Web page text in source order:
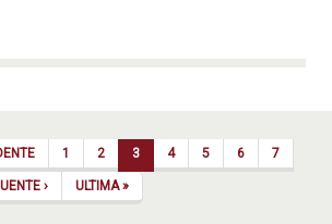
PAGINA PRECEDENTE
1 2 3 4 5 6 7
›PAGINA SUCCESSIVA
ULTIMA »ULTIMA PAGINA